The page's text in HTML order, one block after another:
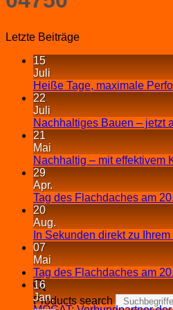
Products search
Letzte Beiträge
15
Juli
Heiße Tage, maximale
22
Juli
Nachhaltiges Bauen – jetzt
21
Mai
Nachhaltig – mit effektivem
29
Apr.
Tag des Flachdaches am
20
Aug.
In Sekunden direkt zu
07
Mai
Tag des Flachdaches am
16
Jan.